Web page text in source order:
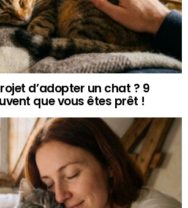
d’adopter un chat ? 9
que vous êtes prêt !